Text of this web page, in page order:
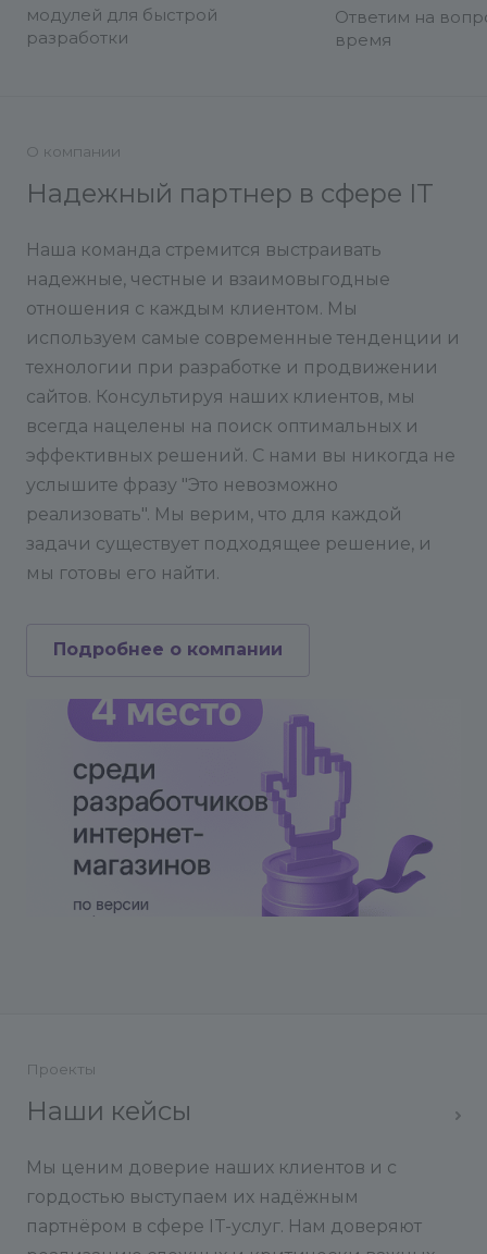
Настройка
скидок и
Службы
Срок
1 месяца
модулей для быстрой
разработки
Ответим на
время
О компании
Надежный партнер в сфере IT
Наша команда стремится выстраивать
надежные, честные и взаимовыгодные
отношения с каждым клиентом. Мы
используем самые современные тенденции и
технологии при разработке и продвижении
сайтов. Консультируя наших клиентов, мы
всегда нацелены на поиск оптимальных и
эффективных решений. С нами вы никогда не
услышите фразу "Это невозможно
реализовать". Мы верим, что для каждой
задачи существует подходящее решение, и
мы готовы его найти.
Подробнее о компании
Проекты
Наши кейсы
Мы ценим доверие наших клиентов и с
гордостью выступаем их надёжным
партнёром в сфере IT-услуг. Нам доверяют